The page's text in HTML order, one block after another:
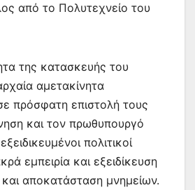
από το Πολυτεχνείο του
της κατασκευής του
αμετακίνητα
πρόσφατη επιστολή τους
και τον πρωθυπουργό
πολιτικοί
εμπειρία και εξειδίκευση
αποκατάσταση μνημείων.